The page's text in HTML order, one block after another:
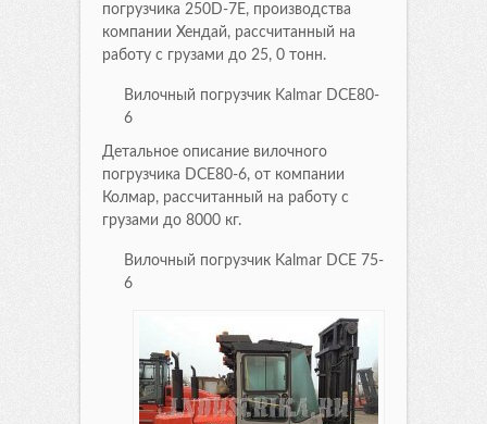
погрузчика 250D-7E, производства
компании Хендай, рассчитанный на
работу с грузами до 25, 0 тонн.
Вилочный погрузчик Kalmar DCE80-
6
Детальное описание вилочного
погрузчика DCE80-6, от компании
Колмар, рассчитанный на работу с
грузами до 8000 кг.
Вилочный погрузчик Kalmar DCE 75-
6